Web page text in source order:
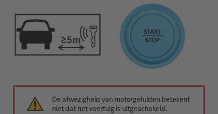
De afwezigheid van motorgeluiden betekent
niet dat het voertuig is uitgeschakeld.